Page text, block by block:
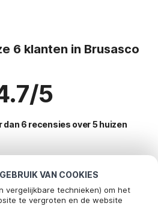
VAN COOKIES
vergelijkbare technieken) om het
te vergroten en de website
6 klanten in Brusasco
5
dan 6 recensies over 5 huizen
voor